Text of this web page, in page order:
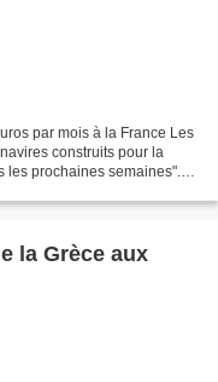
par mois à la France Les
construits pour la
les prochaines semaines".
la Grèce aux